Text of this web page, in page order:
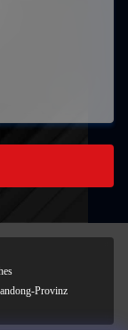
Provinz